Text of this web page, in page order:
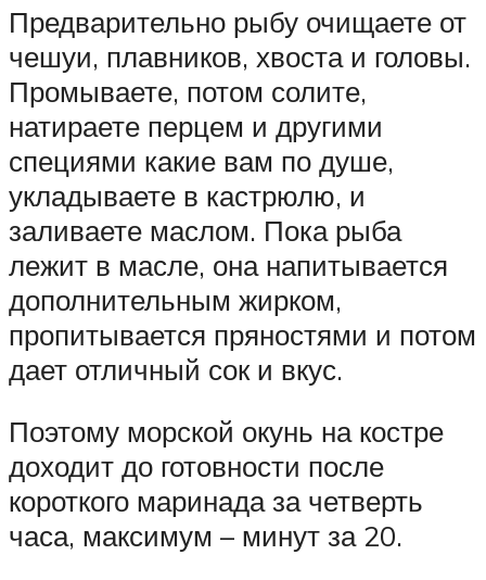
Предварительно рыбу очищаете от
чешуи, плавников, хвоста и головы.
Промываете, потом солите,
натираете перцем и другими
специями какие вам по душе,
укладываете в кастрюлю, и
заливаете маслом. Пока рыба
лежит в масле, она напитывается
дополнительным жирком,
пропитывается пряностями и потом
дает отличный сок и вкус.
Поэтому морской окунь на костре
доходит до готовности после
короткого маринада за четверть
часа, максимум – минут за 20.